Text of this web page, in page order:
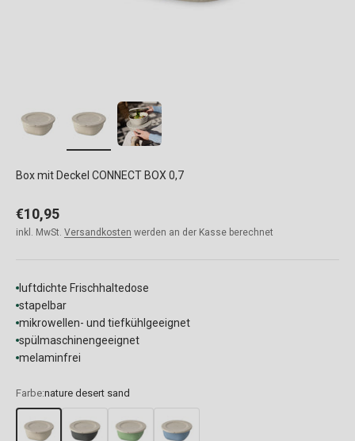
Box mit Deckel CONNECT BOX 0,7
Angebot
€10,95
inkl. MwSt. Versandkosten werden an der Kasse berechnet
luftdichte Frischhaltedose
stapelbar
mikrowellen- und tiefkühlgeeignet
spülmaschinengeeignet
melaminfrei
Farbe:nature desert sand